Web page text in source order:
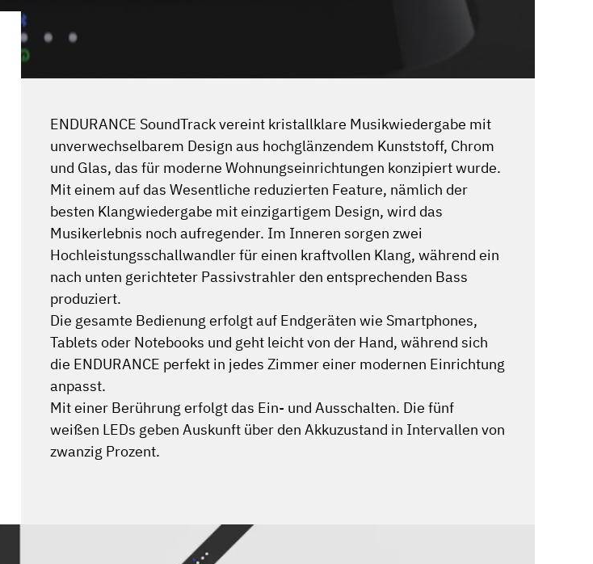
ENDURANCE SoundTrack vereint kristallklare Musikwiedergabe mit
unverwechselbarem Design aus hochglänzendem Kunststoff, Chrom
und Glas, das für moderne Wohnungseinrichtungen konzipiert wurde.
Mit einem auf das Wesentliche reduzierten Feature, nämlich der
besten Klangwiedergabe mit einzigartigem Design, wird das
Musikerlebnis noch aufregender. Im Inneren sorgen zwei
Hochleistungsschallwandler für einen kraftvollen Klang, während ein
nach unten gerichteter Passivstrahler den entsprechenden Bass
produziert.
Die gesamte Bedienung erfolgt auf Endgeräten wie Smartphones,
Tablets oder Notebooks und geht leicht von der Hand, während sich
die ENDURANCE perfekt in jedes Zimmer einer modernen Einrichtung
anpasst.
Mit einer Berührung erfolgt das Ein- und Ausschalten. Die fünf
weißen LEDs geben Auskunft über den Akkuzustand in Intervallen von
zwanzig Prozent.